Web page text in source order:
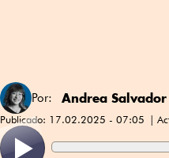
Por: Andrea Salvador
Publicado: 17.02.2025 - 07:05